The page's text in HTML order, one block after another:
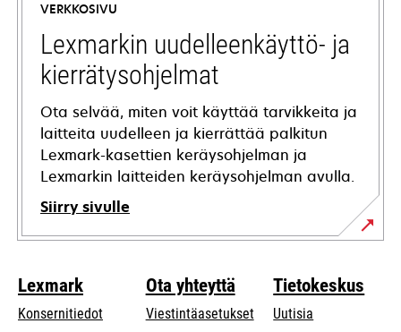
new
tab
VERKKOSIVU
Lexmarkin uudelleenkäyttö- ja
kierrätysohjelmat
Ota selvää, miten voit käyttää tarvikkeita ja
laitteita uudelleen ja kierrättää palkitun
Lexmark-kasettien keräysohjelman ja
Lexmarkin laitteiden keräysohjelman avulla.
Siirry sivulle
Lexmark
Konsernitiedot
Ota yhteyttä
Viestintäasetukset
Tietokeskus
Uutisia